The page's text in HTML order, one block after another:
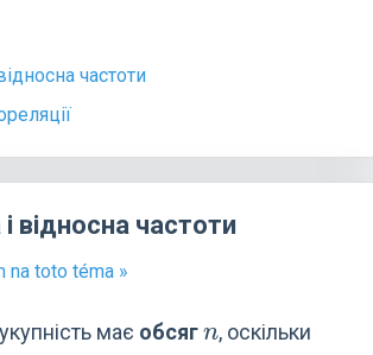
частоти
відносна частоти
na toto téma »
має обсягn
n, оскільки